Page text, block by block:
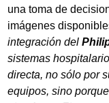
una toma de
imágenes
integración del
sistemas
directa, no sólo por
equipos, sino